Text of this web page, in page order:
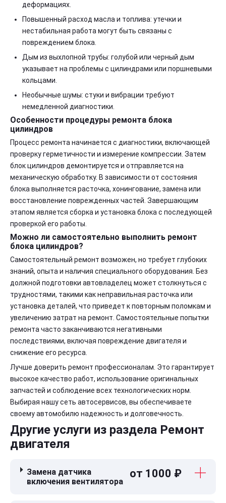
деформациях.
Повышенный расход масла и топлива: утечки и
нестабильная работа могут быть связаны с
повреждением блока.
Дым из выхлопной трубы: голубой или черный дым
указывает на проблемы с цилиндрами или поршневыми
кольцами.
Необычные шумы: стуки и вибрации требуют
немедленной диагностики.
Особенности процедуры ремонта блока
цилиндров
Процесс ремонта начинается с диагностики, включающей
проверку герметичности и измерение компрессии. Затем
блок цилиндров демонтируется и отправляется на
механическую обработку. В зависимости от состояния
блока выполняется расточка, хонингование, замена или
восстановление поврежденных частей. Завершающим
этапом является сборка и установка блока с последующей
проверкой его работы.
Можно ли самостоятельно выполнить ремонт
блока цилиндров?
Самостоятельный ремонт возможен, но требует глубоких
знаний, опыта и наличия специального оборудования. Без
должной подготовки автовладелец может столкнуться с
трудностями, такими как неправильная расточка или
установка деталей, что приведет к повторным поломкам и
увеличению затрат на ремонт. Самостоятельные попытки
ремонта часто заканчиваются негативными
последствиями, включая повреждение двигателя и
снижение его ресурса.
Лучше доверить ремонт профессионалам. Это гарантирует
высокое качество работ, использование оригинальных
запчастей и соблюдение всех технологических норм.
Выбирая нашу сеть автосервисов, вы обеспечиваете
своему автомобилю надежность и долговечность.
Другие услуги из раздела Ремонт
двигателя
Замена датчика
включения вентилятора
от 1000 ₽